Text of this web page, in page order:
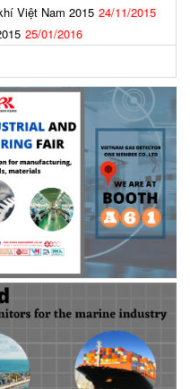
Việt Nam 2015 24/11/2015
25/01/2016